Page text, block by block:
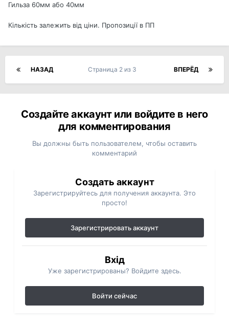
Гильза 60мм або 40мм
Кількість залежить від ціни. Пропозиції в ПП
НАЗАД ВПЕРЁД
Страница 2 из 3
Создайте аккаунт или войдите в него
для комментирования
Вы должны быть пользователем, чтобы оставить
комментарий
Создать аккаунт
Зарегистрируйтесь для получения аккаунта. Это
просто!
Зарегистрировать аккаунт
Вхід
Уже зарегистрированы? Войдите здесь.
Войти сейчас